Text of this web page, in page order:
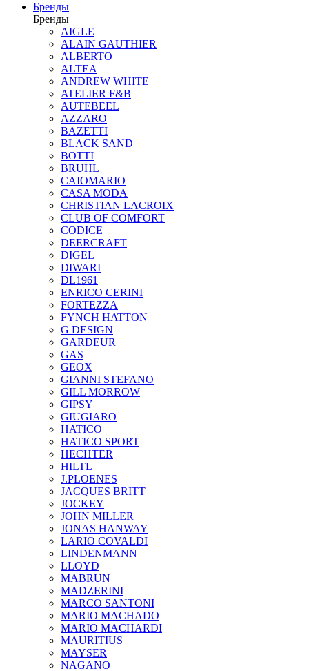
Бренды
Бренды
AIGLE
ALAIN GAUTHIER
ALBERTO
ALTEA
ANDREW WHITE
ATELIER F&B
AUTEBEEL
AZZARO
BAZETTI
BLACK SAND
BOTTI
BRUHL
CAIOMARIO
CASA MODA
CHRISTIAN LACROIX
CLUB OF COMFORT
CODICE
DEERCRAFT
DIGEL
DIWARI
DL1961
ENRICO CERINI
FORTEZZA
FYNCH HATTON
G DESIGN
GARDEUR
GAS
GEOX
GIANNI STEFANO
GILL MORROW
GIPSY
GIUGIARO
HATICO
HATICO SPORT
HECHTER
HILTL
J.PLOENES
JAСQUES BRITT
JOCKEY
JOHN MILLER
JONAS HANWAY
LARIO COVALDI
LINDENMANN
LLOYD
MABRUN
MADZERINI
MARCO SANTONI
MARIO MACHADO
MARIO MACHARDI
MAURITIUS
MAYSER
NAGANO